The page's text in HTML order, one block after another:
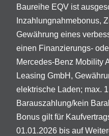
Baureihe EQV ist
Inzahlungnahmebonus,
Gewährung eines
einen Finanzierungs-
Mercedes-Benz Mobility
Leasing GmbH,
elektrische Laden; max.
Barauszahlung/kein
Bonus gilt für
01.01.2026 bis auf